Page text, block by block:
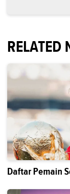
RELATED
Daftar Pemain